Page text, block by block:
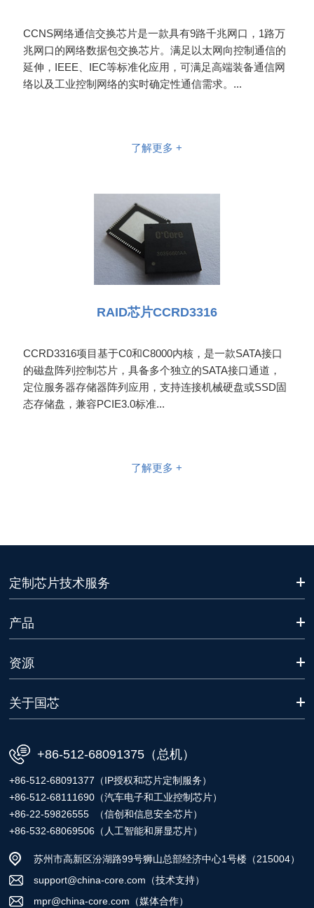
CCNS网络通信交换芯片是一款具有9路千兆网口，1路万
兆网口的网络数据包交换芯片。满足以太网向控制通信的
延伸，IEEE、IEC等标准化应用，可满足高端装备通信网
络以及工业控制网络的实时确定性通信需求。...
了解更多 +
RAID芯片CCRD3316
CCRD3316项目基于C0和C8000内核，是一款SATA接口
的磁盘阵列控制芯片，具备多个独立的SATA接口通道，
定位服务器存储器阵列应用，支持连接机械硬盘或SSD固
态存储盘，兼容PCIE3.0标准...
了解更多 +
定制芯片技术服务
产品
资源
关于国芯
+86-512-68091375（总机）
+86-512-68091377（IP授权和芯片定制服务）
+86-512-68111690（汽车电子和工业控制芯片）
+86-22-59826555 （信创和信息安全芯片）
+86-532-68069506（人工智能和屏显芯片）
苏州市高新区汾湖路99号狮山总部经济中心1号楼（215004）
support@china-core.com（技术支持）
mpr@china-core.com（媒体合作）